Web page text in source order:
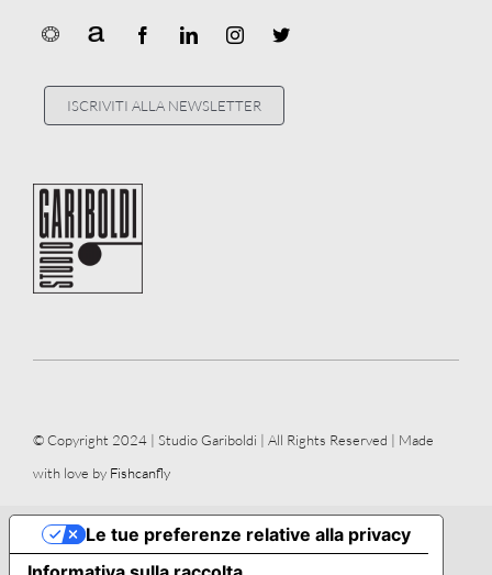
ISCRIVITI ALLA NEWSLETTER
© Copyright 2024 | Studio Gariboldi | All Rights Reserved | Made
with love by Fishcanfly
Le tue preferenze relative alla privacy